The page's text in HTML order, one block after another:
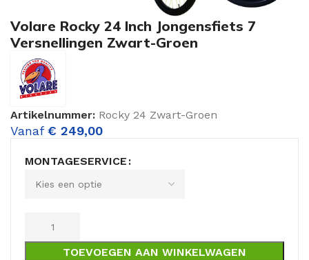
Volare Rocky 24 Inch Jongensfiets 7
Versnellingen Zwart-Groen
Artikelnummer: Rocky 24 Zwart-Groen
Vanaf € 249,00
MONTAGESERVICE
TOEVOEGEN AAN WINKELWAGEN